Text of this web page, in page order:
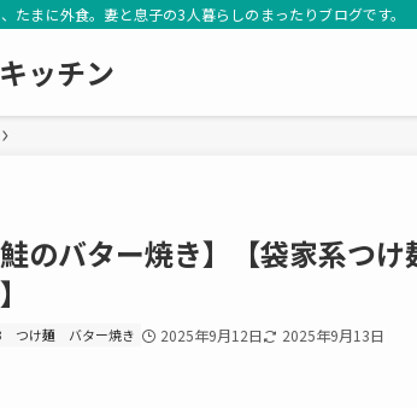
たまに外食。妻と息子の3人暮らしのまったりブログです。
ッチン
鮭のバター焼き】【袋家系つ
つけ麺 バター焼き 2025年9月12日 2025年9月13日